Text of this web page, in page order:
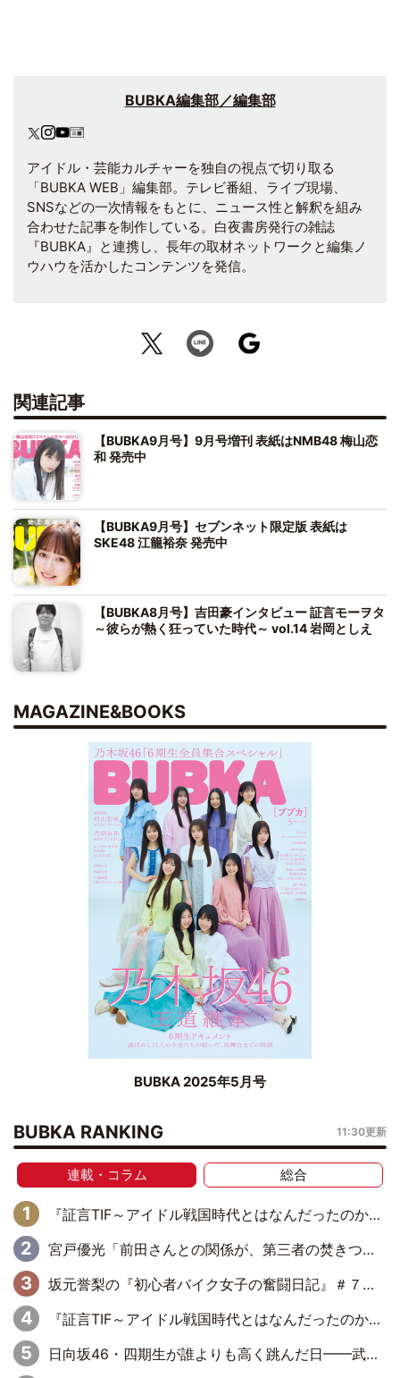
BUBKA編集部／編集部
アイドル・芸能カルチャーを独自の視点で切り取る
「BUBKA WEB」編集部。テレビ番組、ライブ現場、
SNSなどの一次情報をもとに、ニュース性と解釈を組み
合わせた記事を制作している。白夜書房発行の雑誌
『BUBKA』と連携し、長年の取材ネットワークと編集ノ
ウハウを活かしたコンテンツを発信。
関連記事
【BUBKA9月号】9月号増刊 表紙はNMB48 梅山恋
和 発売中
【BUBKA9月号】セブンネット限定版 表紙は
SKE48 江籠裕奈 発売中
【BUBKA8月号】吉田豪インタビュー 証言モーヲタ
～彼らが熱く狂っていた時代～ vol.14 岩岡としえ
MAGAZINE&BOOKS
BUBKA 2025年5月号
BUBKA RANKING 11:30更新
連載・コラム 総合
『証言TIF～アイドル戦国時代とはなんだったのか～』第11回：私立恵比寿中学・真山りか×安本彩花「TIFで10年ぶりのキョンシーメイクをしたら、場を完全に引かせてしまって。時代が変わったんだなって」
宮戸優光「前田さんとの関係が、第三者の焚きつけのようなかたちで壊されてしまったのは、悲しいことですよ」【UWF】
坂元誉梨の『初心者バイク女子の奮闘日記』＃７７「我慢大会してませんか？」
『証言TIF～アイドル戦国時代とはなんだったのか～』第10回：さくら学院・武藤彩未×飯田らうら「正直、中3で辞めるというのを信じてなくて。そう言われてはいたけど、嘘でしょって」
日向坂46・四期生が誰よりも高く跳んだ日━━武道館3Daysで見せつけた実力と一体感、そしてハッピーオーラ！